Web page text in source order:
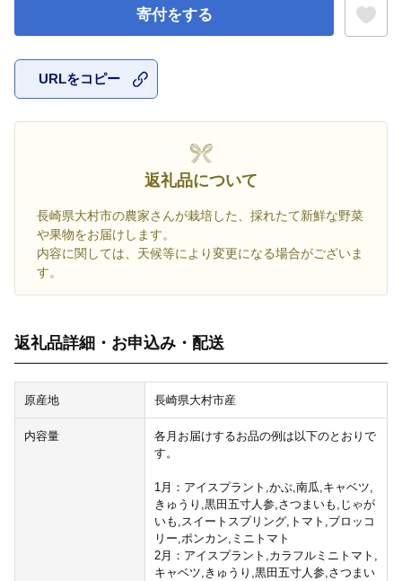
寄付をする
URLをコピー
返礼品について
長崎県大村市の農家さんが栽培した、採れたて新鮮な野菜
や果物をお届けします。
内容に関しては、天候等により変更になる場合がございま
す。
返礼品詳細・お申込み・配送
原産地 長崎県大村市産
内容量
各月お届けするお品の例は以下のとおりで
す。
1月：アイスプラント,かぶ,南瓜,キャベツ,
きゅうり,黒田五寸人参,さつまいも,じゃが
いも,スイートスプリング,トマト,ブロッコ
リー,ポンカン,ミニトマト
2月：アイスプラント,カラフルミニトマト,
キャベツ,きゅうり,黒田五寸人参,さつまい